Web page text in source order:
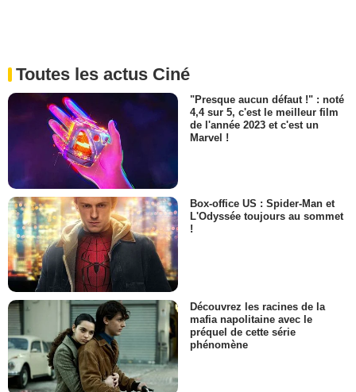
Toutes les actus Ciné
"Presque aucun défaut !" : noté
4,4 sur 5, c'est le meilleur film
de l'année 2023 et c'est un
Marvel !
Box-office US : Spider-Man et
L'Odyssée toujours au sommet
!
Découvrez les racines de la
mafia napolitaine avec le
préquel de cette série
phénomène